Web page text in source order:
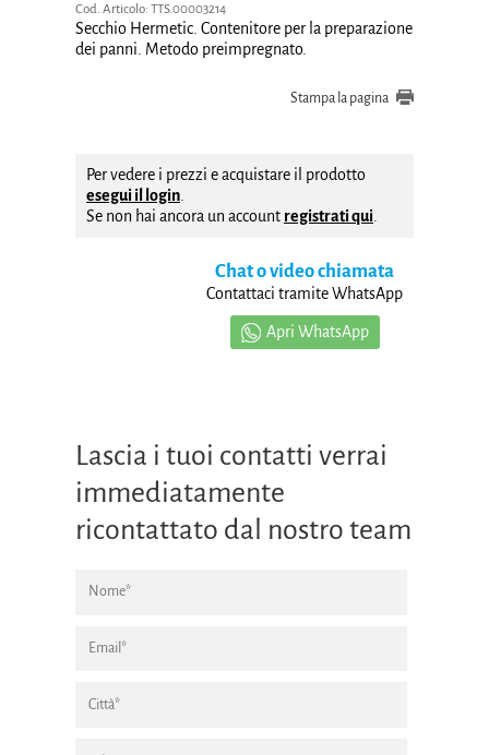
Cod. Articolo: TTS.00003214
Secchio Hermetic. Contenitore per la preparazione
dei panni. Metodo preimpregnato.
Stampa la pagina
Per vedere i prezzi e acquistare il prodotto
esegui il login
Se non hai ancora un account registrati qui
Chat o video chiamata
Contattaci tramite WhatsApp
Apri WhatsApp
Lascia i tuoi contatti verrai
immediatamente
ricontattato dal nostro team